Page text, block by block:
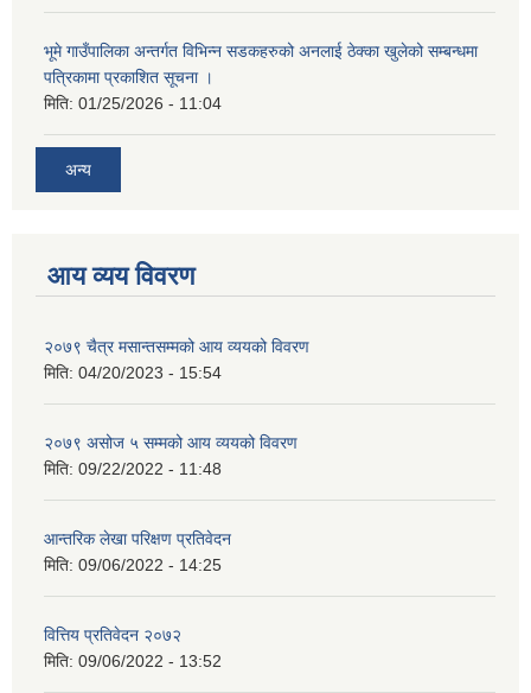
भूमे गाउँपालिका अन्तर्गत विभिन्न सडकहरुको अनलाई ठेक्का खुलेको सम्बन्धमा
पत्रिकामा प्रकाशित सूचना ।
मिति: 01/25/2026 - 11:04
अन्य
आय व्यय विवरण
२०७९ चैत्र मसान्तसम्मको आय व्ययको विवरण
मिति: 04/20/2023 - 15:54
२०७९ असोज ५ सम्मको आय व्ययको विवरण
मिति: 09/22/2022 - 11:48
आन्तरिक लेखा परिक्षण प्रतिवेदन
मिति: 09/06/2022 - 14:25
वित्तिय प्रतिवेदन २०७२
मिति: 09/06/2022 - 13:52